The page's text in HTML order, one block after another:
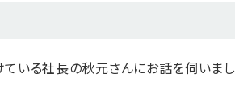
ている社長の秋元さんにお話を伺いまし